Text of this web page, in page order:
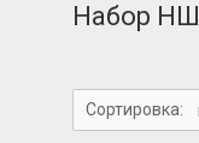
Набор